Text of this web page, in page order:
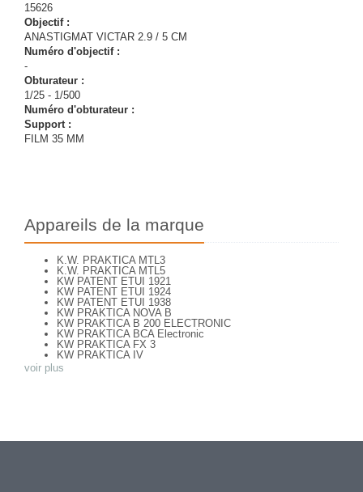
15626
Objectif :
ANASTIGMAT VICTAR 2.9 / 5 CM
Numéro d'objectif :
-
Obturateur :
1/25 - 1/500
Numéro d'obturateur :
Support :
FILM 35 MM
Appareils de la marque
K.W. PRAKTICA MTL3
K.W. PRAKTICA MTL5
KW PATENT ETUI 1921
KW PATENT ETUI 1924
KW PATENT ETUI 1938
KW PRAKTICA NOVA B
KW PRAKTICA B 200 ELECTRONIC
KW PRAKTICA BCA Electronic
KW PRAKTICA FX 3
KW PRAKTICA IV
KW PRAKTICA L
KW PRAKTICA LB
KW PRAKTICA PLC2
voir plus